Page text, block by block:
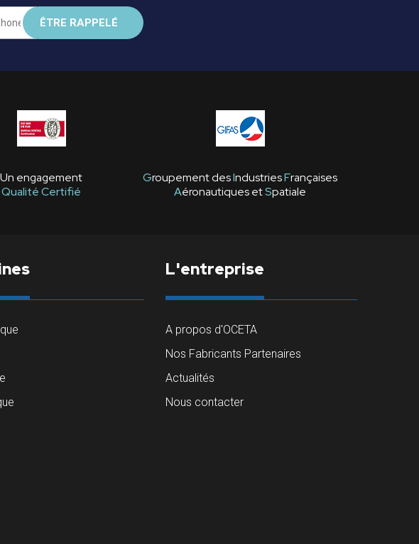
Un engagement
Qualité Certifié
Groupement desIndustriesFrançaises
Aéronautiques etSpatiale
L'entreprise
A propos d'OCETA
Nos Fabricants Partenaires
Actualités
Nous contacter